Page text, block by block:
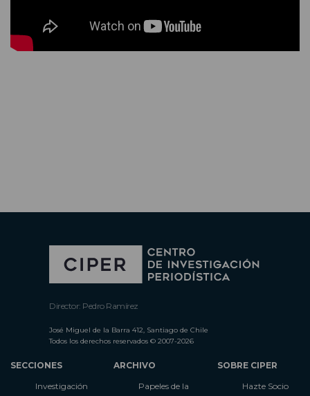
Director: Pedro Ramírez
José Miguel de la Barra 412, Santiago de Chile
Todos los derechos reservados © 2007-2026
SECCIONES
Investigación
ARCHIVO
Papeles de la
SOBRE CIPER
Hazte Socio